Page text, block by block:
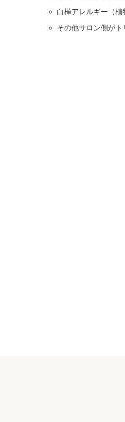
白樺アレルギー（
その他サロン側が